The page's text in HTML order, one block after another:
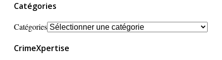
Catégories
Catégories
CrimeXpertise